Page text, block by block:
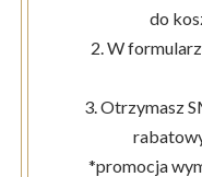
do
2. W
3. Otrzymasz
*promocja